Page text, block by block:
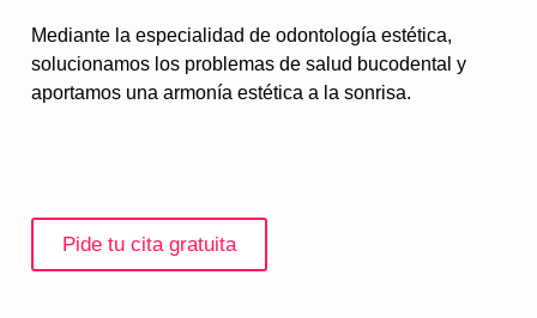
Mediante la especialidad de odontología estética,
solucionamos los problemas de salud bucodental y
aportamos una armonía estética a la sonrisa.
Pide tu cita gratuita